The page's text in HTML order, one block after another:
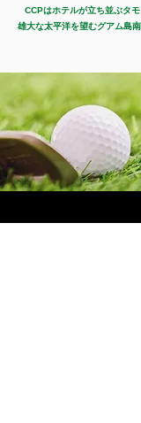
CCPはホテルが立ち並ぶタ
雄大な太平洋を望むグアム島